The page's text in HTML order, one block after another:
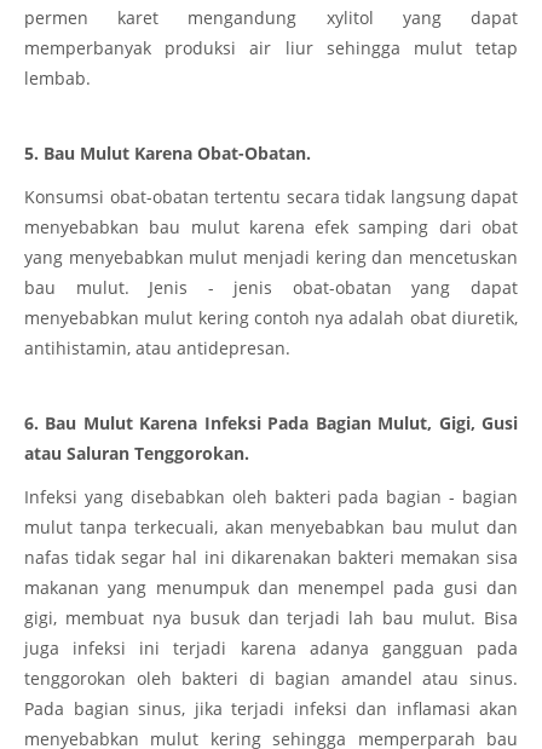
permen karet mengandung xylitol yang dapat
memperbanyak produksi air liur sehingga mulut tetap
lembab.
5. Bau Mulut Karena Obat-Obatan.
Konsumsi obat-obatan tertentu secara tidak langsung dapat
menyebabkan bau mulut karena efek samping dari obat
yang menyebabkan mulut menjadi kering dan mencetuskan
bau mulut. Jenis - jenis obat-obatan yang dapat
menyebabkan mulut kering contoh nya adalah obat diuretik,
antihistamin, atau antidepresan.
6. Bau Mulut Karena Infeksi Pada Bagian Mulut, Gigi, Gusi
atau Saluran Tenggorokan.
Infeksi yang disebabkan oleh bakteri pada bagian - bagian
mulut tanpa terkecuali, akan menyebabkan bau mulut dan
nafas tidak segar hal ini dikarenakan bakteri memakan sisa
makanan yang menumpuk dan menempel pada gusi dan
gigi, membuat nya busuk dan terjadi lah bau mulut. Bisa
juga infeksi ini terjadi karena adanya gangguan pada
tenggorokan oleh bakteri di bagian amandel atau sinus.
Pada bagian sinus, jika terjadi infeksi dan inflamasi akan
menyebabkan mulut kering sehingga memperparah bau